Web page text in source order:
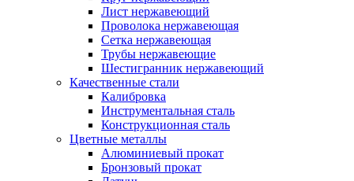
Лист нержавеющий
Проволока нержавеющая
Сетка нержавеющая
Трубы нержавеющие
Шестигранник нержавеющий
Качественные стали
Калибровка
Инструментальная сталь
Конструкционная сталь
Цветные металлы
Алюминиевый прокат
Бронзовый прокат